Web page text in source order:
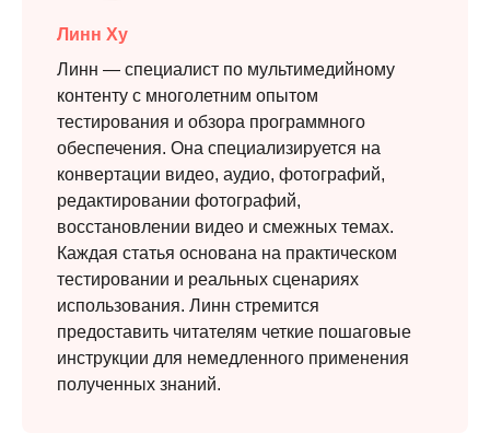
Линн Ху
Линн — специалист по мультимедийному
контенту с многолетним опытом
тестирования и обзора программного
обеспечения. Она специализируется на
конвертации видео, аудио, фотографий,
редактировании фотографий,
восстановлении видео и смежных темах.
Каждая статья основана на практическом
тестировании и реальных сценариях
использования. Линн стремится
предоставить читателям четкие пошаговые
инструкции для немедленного применения
полученных знаний.